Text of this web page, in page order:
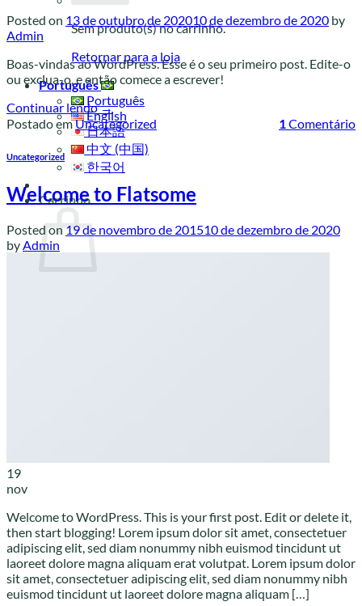
Sem produto(s) no carrinho.
Retornar para a loja
Português
Português
English
日本語
中文 (中国)
한국어
Carrinho
Posted on 13 de outubro de 202010 de dezembro de 2020 by
Admin
Boas-vindas ao WordPress. Esse é o seu primeiro post. Edite-o
ou exclua-o, e então comece a escrever!
Continuar lendo→
Postado emUncategorized 1Comentário
Uncategorized
Welcome to Flatsome
Posted on 19 de novembro de 201510 de dezembro de 2020
byAdmin
19
nov
Welcome to WordPress. This is your first post. Edit or delete it,
then start blogging! Lorem ipsum dolor sit amet, consectetuer
adipiscing elit, sed diam nonummy nibh euismod tincidunt ut
laoreet dolore magna aliquam erat volutpat. Lorem ipsum dolor
sit amet, consectetuer adipiscing elit, sed diam nonummy nibh
euismod tincidunt ut laoreet dolore magna aliquam […]